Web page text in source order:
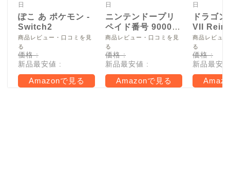
日
ぽこ あ ポケモン -
Switch2
商品レビュー・口コミを見
る
価格 :
新品最安値 :
Amazonで見る
日
ニンテンドープリ
ペイド番号 9000
円|オンラインコー
ド版
商品レビュー・口コミを見
る
価格 :
新品最安値 :
Amazonで見る
日
ドラゴ
VII
Switch2
商品レビュ
る
価格 :
新品最安